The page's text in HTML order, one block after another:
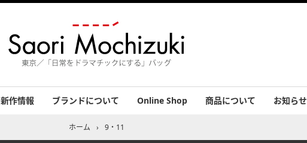
新作情報 ブランドについて Online Shop 商品について お知らせ
ホーム › 9・11